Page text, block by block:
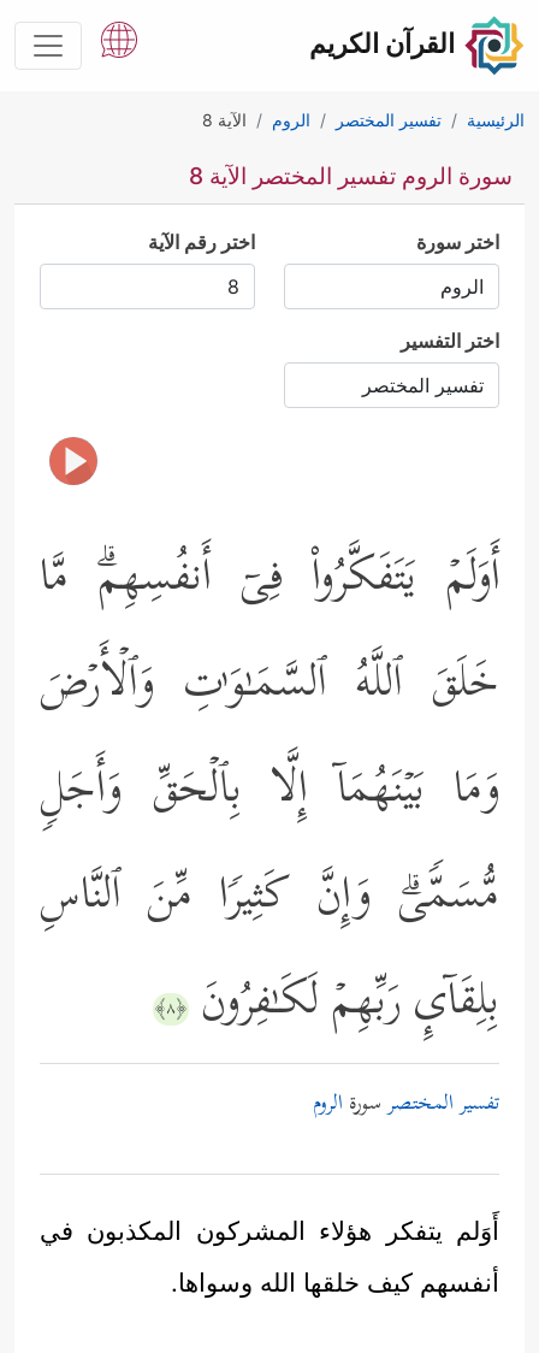
القرآن الكريم
الرئيسية تفسير المختصر الروم الآية 8
سورة الروم تفسير المختصر الآية 8
اختر سورة اختر رقم الآية
اختر التفسير
أَوَلَمۡ یَتَفَكَّرُواْ فِیۤ أَنفُسِهِمۗ مَّا
خَلَقَ ٱللَّهُ ٱلسَّمَـٰوَ ٰ⁠تِ وَٱلۡأَرۡضَ
وَمَا بَیۡنَهُمَاۤ إِلَّا بِٱلۡحَقِّ وَأَجَلࣲ
مُّسَمࣰّىۗ وَإِنَّ كَثِیرࣰا مِّنَ ٱلنَّاسِ
بِلِقَاۤىِٕ رَبِّهِمۡ لَكَـٰفِرُونَ ﴿٨﴾
تفسير المختصرسورة الروم
أَوَلم يتفكر هؤلاء المشركون المكذبون في
أنفسهم كيف خلقها الله وسواها.